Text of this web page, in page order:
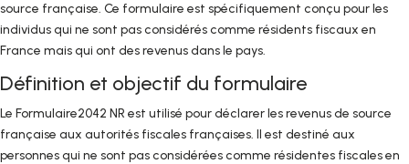
source française. Ce formulaire est spécifiquement conçu pour les
individus qui ne sont pas considérés comme résidents fiscaux en
France mais qui ont des revenus dans le pays.
Définition et objectif du formulaire
Le Formulaire2042 NR est utilisé pour déclarer les revenus de source
française aux autorités fiscales françaises. Il est destiné aux
personnes qui ne sont pas considérées comme résidentes fiscales en